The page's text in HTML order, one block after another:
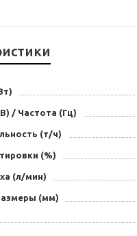
/ Частота (Гц)
(т/ч)
(%)
(л/мин)
(мм)